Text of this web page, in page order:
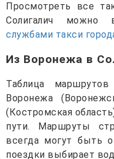
Просмотреть все
Солигалич можно
службами такси
Из Воронежа в
Таблица
Воронежа
(Костромская
пути. Маршруты
всегда могут быть
поездки выбирает